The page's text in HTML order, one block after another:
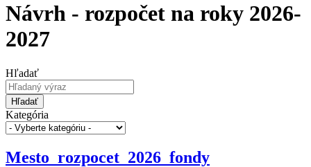
Návrh - rozpočet na roky 2026-
2027
Hľadať
Hľadať
Kategória
Mesto_rozpocet_2026_fondy